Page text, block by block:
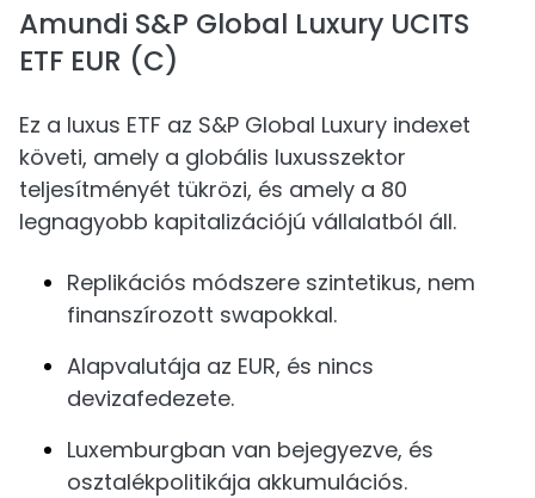
Amundi S&P Global Luxury UCITS
ETF EUR (C)
Ez a luxus ETF az S&P Global Luxury indexet
követi, amely a globális luxusszektor
teljesítményét tükrözi, és amely a 80
legnagyobb kapitalizációjú vállalatból áll.
Replikációs módszere szintetikus, nem
finanszírozott swapokkal.
Alapvalutája az EUR, és nincs
devizafedezete.
Luxemburgban van bejegyezve, és
osztalékpolitikája akkumulációs.